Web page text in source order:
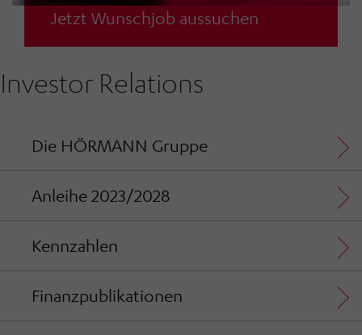
engagierte und leistungsorientierte
Mitarbeiter.
Jetzt Wunschjob aussuchen
Investor Relations
Die HÖRMANN Gruppe
Anleihe 2023/2028
Kennzahlen
Finanzpublikationen